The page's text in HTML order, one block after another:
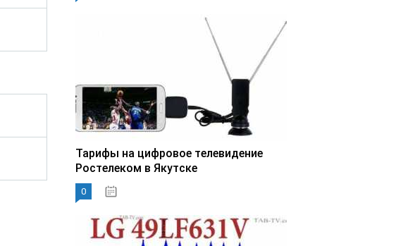
Тарифы на цифровое телевидение
Ростелеком в Якутске
0